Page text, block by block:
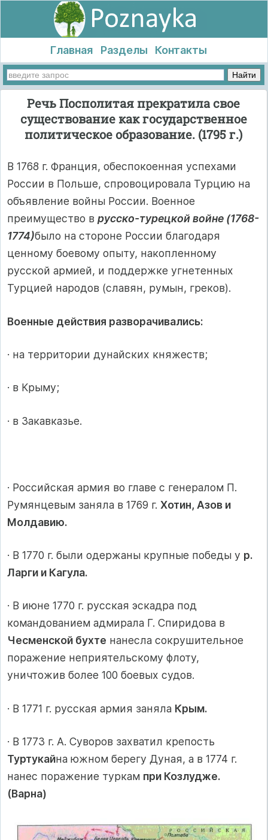
Главная Разделы Контакты
Речь Посполитая прекратила свое
существование как государственное
политическое образование. (1795 г.)
В 1768 г. Франция, обеспокоенная успехами
России в Польше, спровоцировала Турцию на
объявление войны России. Военное
преимущество в русско-турецкой войне (1768-
1774)было на стороне России благодаря
ценному боевому опыту, накопленному
русской армией, и поддержке угнетенных
Турцией народов (славян, румын, греков).
Военные действия разворачивались:
· на территории дунайских княжеств;
· в Крыму;
· в Закавказье.
· Российская армия во главе с генералом П.
Румянцевым заняла в 1769 г. Хотин, Азов и
Молдавию.
· В 1770 г. были одержаны крупные победы у р.
Ларги и Кагула.
· В июне 1770 г. русская эскадра под
командованием адмирала Г. Спиридова в
Чесменской бухте нанесла сокрушительное
поражение неприятельскому флоту,
уничтожив более 100 боевых судов.
· В 1771 г. русская армия заняла Крым.
· В 1773 г. А. Суворов захватил крепость
Туртукайна южном берегу Дуная, а в 1774 г.
нанес поражение туркам при Козлудже.
(Варна)